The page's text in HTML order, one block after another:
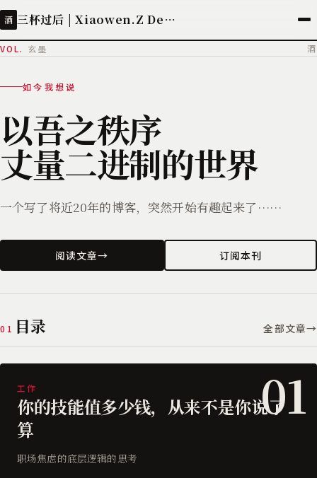
酒 三杯过后 | Xiaowen.Z Deployed
VOL. 玄墨 酒
如今我想说
以吾之秩序
丈量二进制的世界
一个写了将近20年的博客，突然开始有趣起来了……
阅读文章→ 订阅本刊
01 目录 全部文章→
01
工作
你的技能值多少钱，从来不是你说了
算
职场焦虑的底层逻辑的思考